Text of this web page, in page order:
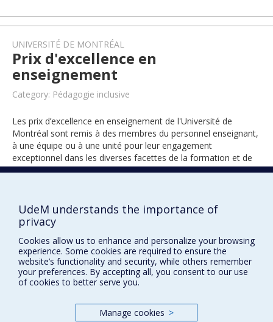
UNIVERSITÉ DE MONTRÉAL
Prix d'excellence en
enseignement
Category: Pédagogie inclusive
Les prix d’excellence en enseignement de l'Université de
Montréal sont remis à des membres du personnel enseignant,
à une équipe ou à une unité pour leur engagement
exceptionnel dans les diverses facettes de la formation et de
l’encadrement des étudiants.
UdeM understands the importance of
privacy
Cookies allow us to enhance and personalize your browsing
experience. Some cookies are required to ensure the
website’s functionality and security, while others remember
your preferences. By accepting all, you consent to our use
of cookies to better serve you.
Manage cookies >